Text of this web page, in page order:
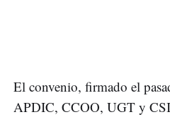
El convenio, firmado el
APDIC, CCOO, UGT y